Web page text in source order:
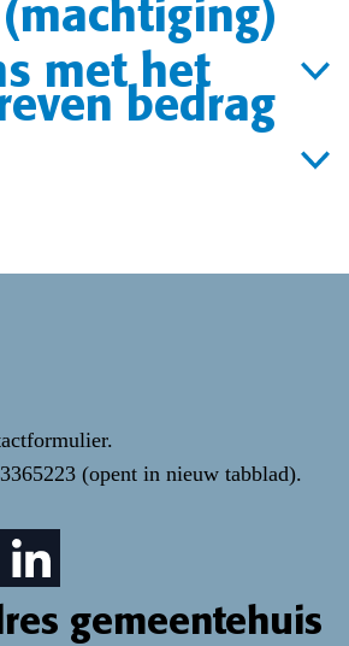
met het
bedrag
.
(opent in nieuw tabblad).
bekijk onze Facebook pagina
bekijk onze Twitter pagina
pictogram: bekijk onze
LinkedIn pictogram: bekijk onze
gemeentehuis